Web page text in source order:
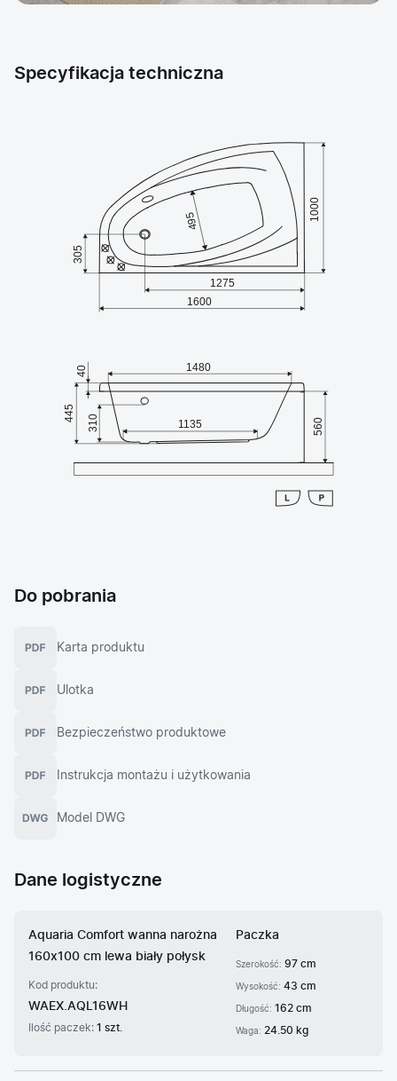
Specyfikacja techniczna
Do pobrania
Karta produktu
Ulotka
Bezpieczeństwo produktowe
Instrukcja montażu i użytkowania
Model DWG
Dane logistyczne
Aquaria Comfort wanna narożna
160x100 cm lewa biały połysk
Kod produktu:
WAEX.AQL16WH
Ilość paczek: 1 szt.
Paczka
Szerokość:97 cm
Wysokość:43 cm
Długość:162 cm
Waga: 24.50 kg